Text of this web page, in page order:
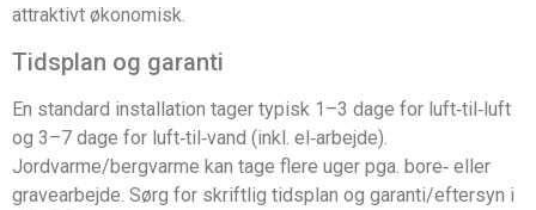
attraktivt økonomisk.
Tidsplan og garanti
En standard installation tager typisk 1–3 dage for luft‑til‑luft
og 3–7 dage for luft‑til‑vand (inkl. el‑arbejde).
Jordvarme/bergvarme kan tage flere uger pga. bore‑ eller
gravearbejde. Sørg for skriftlig tidsplan og garanti/eftersyn i